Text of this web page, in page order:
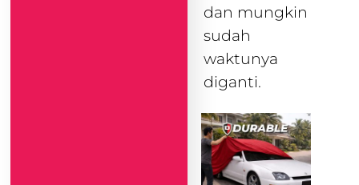
dan mungkin
sudah
waktunya
diganti.